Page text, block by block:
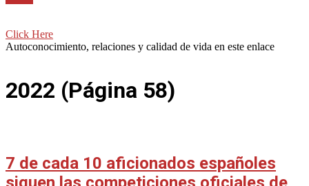
Click Here
Autoconocimiento, relaciones y calidad de vida en este enlace
2022 (Página 58)
7 de cada 10 aficionados españoles